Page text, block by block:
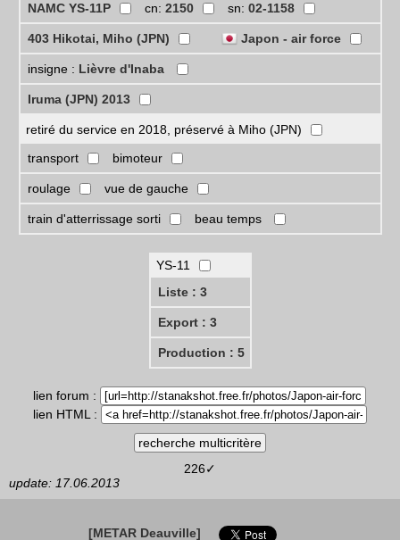
NAMC YS-11P
cn: 2150 sn: 02-1158
403 Hikotai, Miho (JPN) Japon - air force
insigne : Lièvre d'Inaba
Iruma (JPN) 2013
retiré du service en 2018, préservé à Miho (JPN)
transport
bimoteur
roulage vue de gauche
train d'atterrissage sorti beau temps
YS-11
Liste : 3
Export : 3
Production : 5
lien forum :
lien HTML :
226✓
update: 17.06.2013
[METAR Deauville]